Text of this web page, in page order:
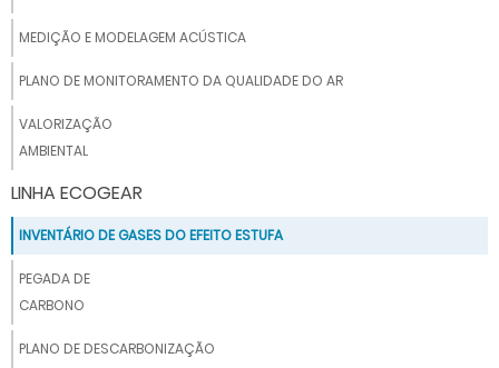
MEDIÇÃO E MODELAGEM ACÚSTICA
PLANO DE MONITORAMENTO DA QUALIDADE DO AR
VALORIZAÇÃO
AMBIENTAL
LINHA ECOGEAR
INVENTÁRIO DE GASES DO EFEITO ESTUFA
PEGADA DE
CARBONO
PLANO DE DESCARBONIZAÇÃO